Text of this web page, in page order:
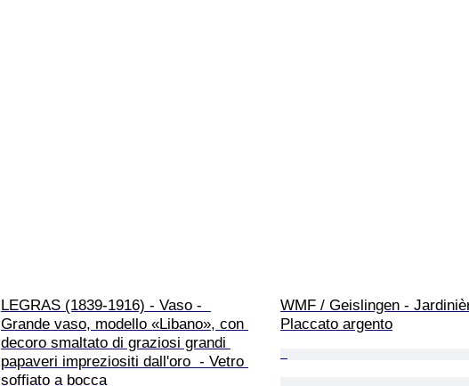
LEGRAS (1839-1916) - Vaso -
Grande vaso, modello «Libano», con
decoro smaltato di graziosi grandi
papaveri impreziositi dall'oro  - Vetro
soffiato a bocca
WMF / Geislingen -
Placcato argento